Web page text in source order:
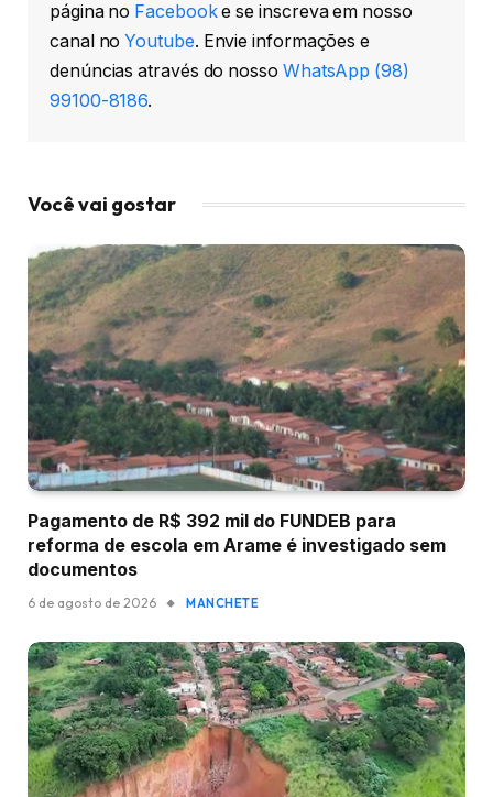
página no Facebooke se inscreva em nosso
canal noYoutube. Envie informações e
denúncias através do nosso WhatsApp (98)
99100-8186.
Você vai gostar
Pagamento de R$ 392 mil do FUNDEB para
reforma de escola em Arame é investigado sem
documentos
6 de agosto de 2026 MANCHETE